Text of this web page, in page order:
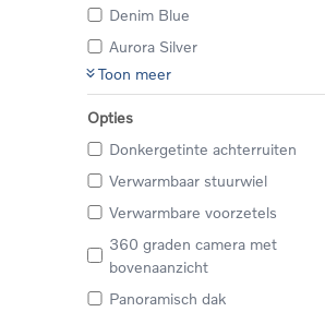
Denim Blue
Aurora Silver
Toon meer
Opties
Donkergetinte achterruiten
Verwarmbaar stuurwiel
Verwarmbare voorzetels
360 graden camera met
bovenaanzicht
Panoramisch dak